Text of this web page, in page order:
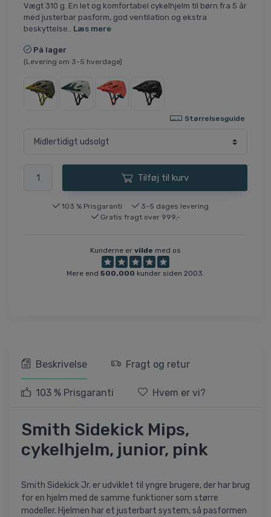
Vægt 310 g. En let og komfortabel cykelhjelm til børn fra 5 år
med justerbar pasform, god ventilation og ekstra
beskyttelse.. Læs mere
På lager
(Levering om 3-5 hverdage)
Størrelsesguide
Tilføj til kurv
103 % Prisgaranti
3-5 dages levering
Gratis fragt over 999,-
Kunderne er vilde med os
Mere end 500.000 kunder siden 2003.
Beskrivelse Fragt og retur
103 % Prisgaranti Hvem er vi?
Smith Sidekick Mips,
cykelhjelm, junior, pink
Smith Sidekick Jr. er udviklet til yngre brugere, der har brug
for en hjelm med de samme funktioner som større
modeller. Hjelmen har et justerbart system, så pasformen